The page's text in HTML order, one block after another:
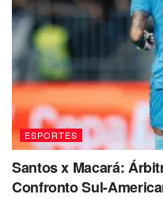
ESPORTES
Santos x Macará:
Confronto Sul-